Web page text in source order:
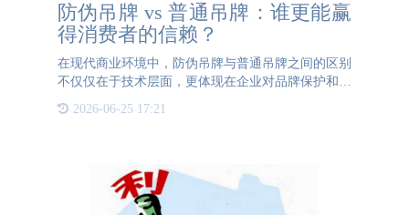
防伪吊牌 vs 普通吊牌：谁更能赢
得消费者的信赖？
在现代商业环境中，防伪吊牌与普通吊牌之间的区别
不仅仅在于技术层面，更体现在企业对品牌保护和消
费者信任的重视程度上。防伪吊牌通过采用先进的防
伪技术，如二维码、全息图、微缩文字等，使消费者
2026-06-25 17:21